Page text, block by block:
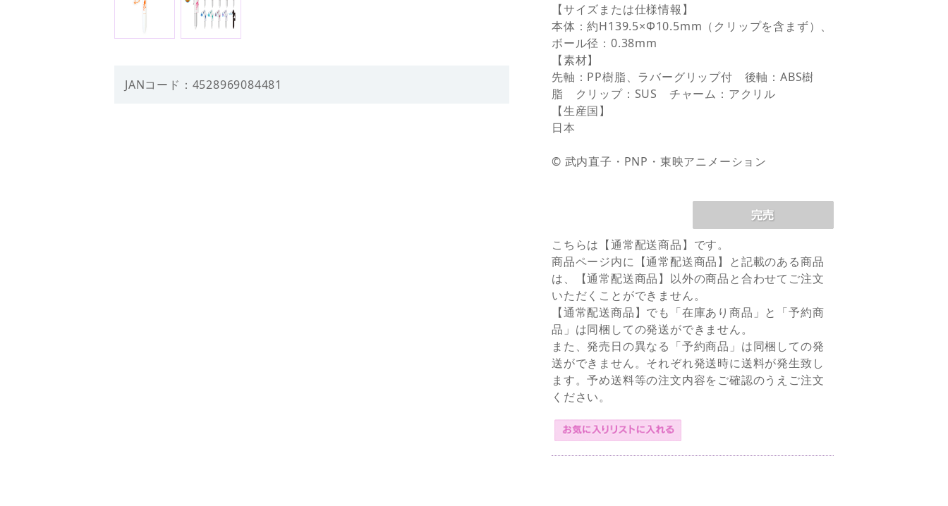
JANコード：4528969084481
【サイズまたは仕様情報】
本体：約H139.5×Φ10.5mm（クリップを含まず）、
ボール径：0.38mm
【素材】
先軸：PP樹脂、ラバーグリップ付 後軸：ABS樹
脂 クリップ：SUS チャーム：アクリル
【生産国】
日本
© 武内直子・PNP・東映アニメーション
こちらは【通常配送商品】です。
商品ページ内に【通常配送商品】と記載のある商品
は、【通常配送商品】以外の商品と合わせてご注文
いただくことができません。
【通常配送商品】でも「在庫あり商品」と「予約商
品」は同梱しての発送ができません。
また、発売日の異なる「予約商品」は同梱しての発
送ができません。それぞれ発送時に送料が発生致し
ます。予め送料等の注文内容をご確認のうえご注文
ください。